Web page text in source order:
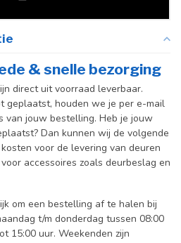
& snelle bezorging
direct uit voorraad leverbaar.
geplaatst, houden we je per e-mail
van jouw bestelling. Heb je jouw
Dan kunnen wij de volgende
voor de levering van deuren
accessoires zoals deurbeslag en
om een bestelling af te halen bij
t/m donderdag tussen 08:00
15:00 uur. Weekenden zijn